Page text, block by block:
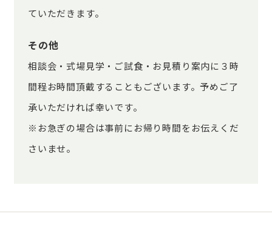
ていただきます。
その他
相談会・式場見学・ご試食・お見積り案内に３時
間程お時間頂戴することもございます。予めご了
承いただければ幸いです。
※お急ぎの場合は事前にお帰り時間をお伝えくだ
さいませ。